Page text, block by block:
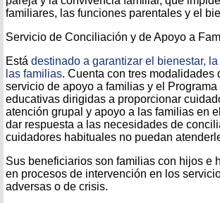
familiares, las funciones parentales y el
Servicio de Conciliación y de Apoyo a
Está destinado a garantizar el bienestar,
las familias. Cuenta con tres
servicio de apoyo a familias y el
educativas dirigidas a proporcionar
atención grupal y apoyo a las familias en
dar respuesta a las necesidades de
cuidadores habituales no puedan
Sus beneficiarios son familias con hijos e
en procesos de intervención en los
adversas o de crisis.